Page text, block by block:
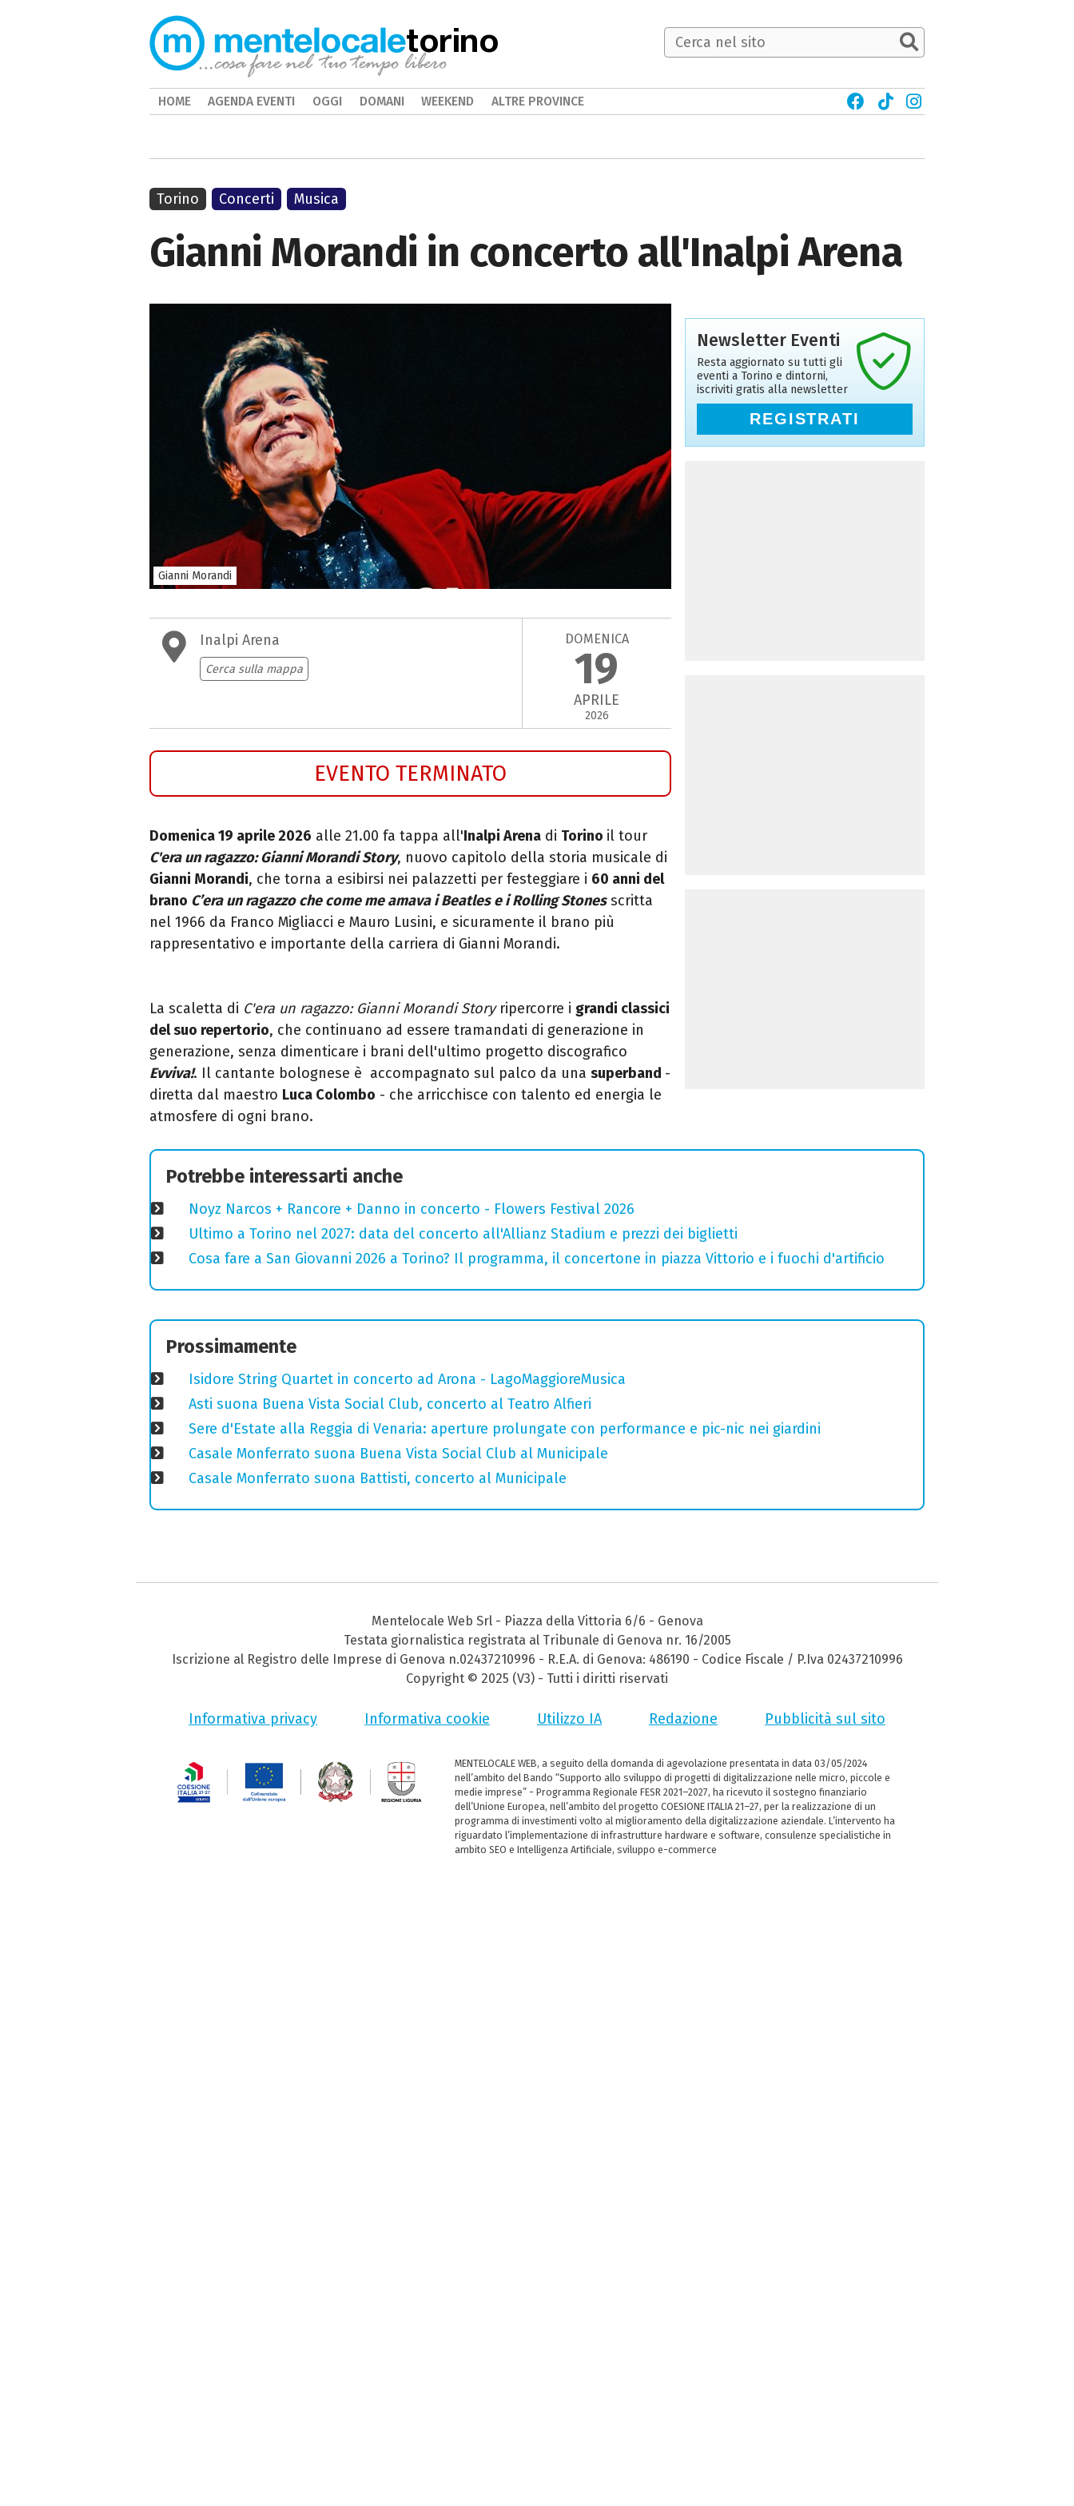
Gianni Morandi in concerto all'Inalpi Arena
Gianni Morandi
Inalpi Arena
Cerca sulla mappa
DOMENICA
19
APRILE
2026
EVENTO TERMINATO
Domenica 19 aprile 2026 alle 21.00 fa tappa all'Inalpi Arena di Torino il tour
C'era un ragazzo: Gianni Morandi Story, nuovo capitolo della storia musicale di
Gianni Morandi, che torna a esibirsi nei palazzetti per festeggiare i 60 anni del
brano C’era un ragazzo che come me amava i Beatles e i Rolling Stonesscritta
nel 1966 da Franco Migliacci e Mauro Lusini, e sicuramente il brano più
rappresentativo e importante della carriera di Gianni Morandi.
La scaletta di C'era un ragazzo: Gianni Morandi Storyripercorre i grandi classici
del suo repertorio, che continuano ad essere tramandati di generazione in
generazione, senza dimenticare i brani dell'ultimo progetto discografico
Evviva!. Il cantante bolognese è accompagnato sul palco da una superband -
diretta dal maestro Luca Colombo - che arricchisce con talento ed energia le
atmosfere di ogni brano.
Torino Concerti Musica
Newsletter Eventi
Resta aggiornato su tutti gli
eventi a Torino e dintorni,
iscriviti gratis alla newsletter
REGISTRATI
Potrebbe interessarti anche
Noyz Narcos + Rancore + Danno in concerto - Flowers Festival 2026
Ultimo a Torino nel 2027: data del concerto all'Allianz Stadium e prezzi dei biglietti
Cosa fare a San Giovanni 2026 a Torino? Il programma, il concertone in piazza Vittorio e i fuochi d'artificio
Prossimamente
Isidore String Quartet in concerto ad Arona - LagoMaggioreMusica
Asti suona Buena Vista Social Club, concerto al Teatro Alfieri
Sere d'Estate alla Reggia di Venaria: aperture prolungate con performance e pic-nic nei giardini
Casale Monferrato suona Buena Vista Social Club al Municipale
Casale Monferrato suona Battisti, concerto al Municipale
torino
HOME AGENDA EVENTI OGGI DOMANI WEEKEND ALTRE PROVINCE
Mentelocale Web Srl - Piazza della Vittoria 6/6 - Genova
Testata giornalistica registrata al Tribunale di Genova nr. 16/2005
Iscrizione al Registro delle Imprese di Genova n.02437210996 - R.E.A. di Genova: 486190 - Codice Fiscale / P.Iva 02437210996
Copyright © 2025 (V3) - Tutti i diritti riservati
Informativa privacy Informativa cookie Utilizzo IA Redazione Pubblicità sul sito
MENTELOCALE WEB, a seguito della domanda di agevolazione presentata in data 03/05/2024
nell’ambito del Bando “Supporto allo sviluppo di progetti di digitalizzazione nelle micro, piccole e
medie imprese” - Programma Regionale FESR 2021–2027, ha ricevuto il sostegno finanziario
dell’Unione Europea, nell’ambito del progetto COESIONE ITALIA 21–27, per la realizzazione di un
programma di investimenti volto al miglioramento della digitalizzazione aziendale. L’intervento ha
riguardato l’implementazione di infrastrutture hardware e software, consulenze specialistiche in
ambito SEO e Intelligenza Artificiale, sviluppo e-commerce